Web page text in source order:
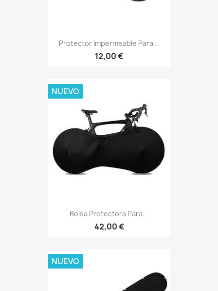
Protector Impermeable Para...
12,00 €
Bolsa Protectora Para...
42,00 €
NUEVO
NUEVO